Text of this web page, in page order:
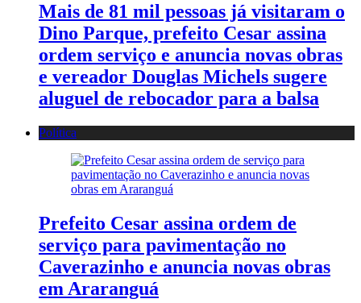
Mais de 81 mil pessoas já visitaram o
Dino Parque, prefeito Cesar assina
ordem serviço e anuncia novas obras
e vereador Douglas Michels sugere
aluguel de rebocador para a balsa
Política
Prefeito Cesar assina ordem de
serviço para pavimentação no
Caverazinho e anuncia novas obras
em Araranguá